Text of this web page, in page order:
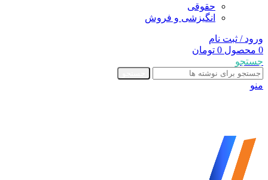
حقوقی
انگیزشی و فروش
ورود / ثبت نام
0 محصول 0 تومان
جستجو
منو